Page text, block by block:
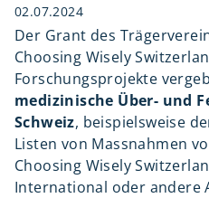
02.07.2024
Der Grant des
Choosing Wisely
Forschungsprojekte
medizinische Über- und
Schweiz, beispielsweise
Listen von Massnahmen
Choosing Wisely
International oder andere